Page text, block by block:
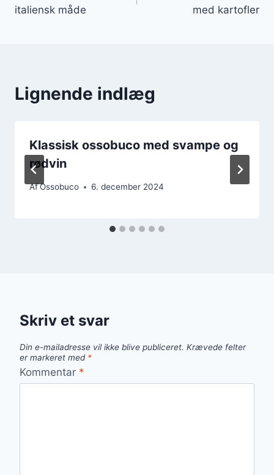
italiensk måde
med kartofler
Lignende indlæg
Klassisk ossobuco med svampe og
rødvin
AfOssobuco 6. december 2024
Skriv et svar
Din e-mailadresse vil ikke blive publiceret. Krævede felter
er markeret med *
Kommentar *